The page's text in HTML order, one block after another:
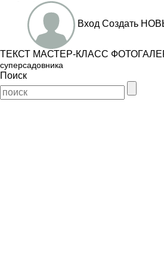
Вход Создать
ТЕКСТ МАСТЕР-КЛАСС
суперсадовника
Поиск